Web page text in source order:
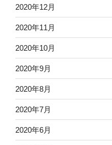
2020年12月
2020年11月
2020年10月
2020年9月
2020年8月
2020年7月
2020年6月